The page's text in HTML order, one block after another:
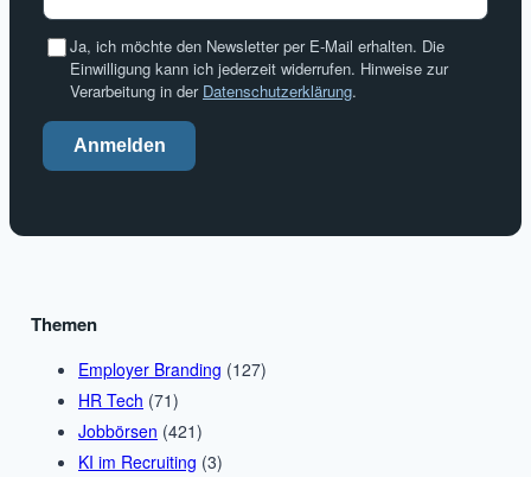
Ja, ich möchte den Newsletter per E-Mail erhalten. Die
Einwilligung kann ich jederzeit widerrufen. Hinweise zur
Verarbeitung in der Datenschutzerklärung.
Anmelden
Themen
Employer Branding (127)
HR Tech (71)
Jobbörsen (421)
KI im Recruiting (3)